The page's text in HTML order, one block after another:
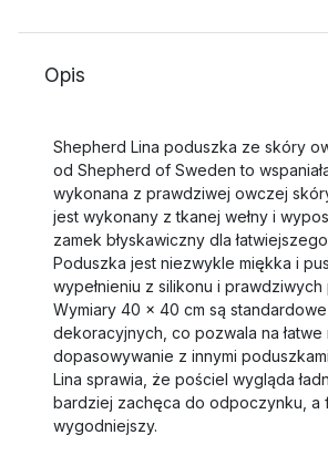
Opis
Shepherd Lina poduszka ze skóry
od Shepherd of Sweden to
wykonana z prawdziwej owczej
jest wykonany z tkanej wełny i
zamek błyskawiczny dla
Poduszka jest niezwykle miękka i
wypełnieniu z silikonu i
Wymiary 40 x 40 cm są
dekoracyjnych, co pozwala na łatwe
dopasowywanie z innymi
Lina sprawia, że pościel wygląda
bardziej zachęca do odpoczynku, a
wygodniejszy.